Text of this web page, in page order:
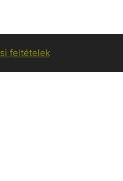
feltételek